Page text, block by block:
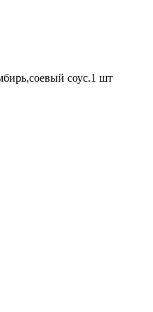
соус.1 шт